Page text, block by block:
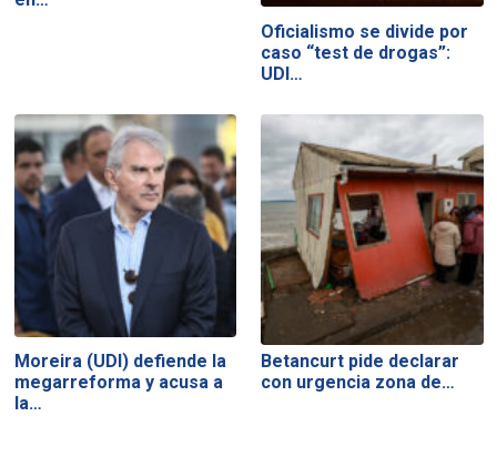
Oficialismo se divide por
caso “test de drogas”:
UDI…
Moreira (UDI) defiende la
megarreforma y acusa a
la…
Betancurt pide declarar
con urgencia zona de…